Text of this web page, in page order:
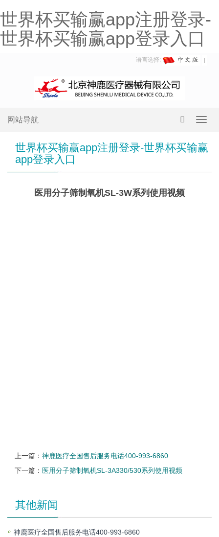
世界杯买输赢app注册登录-
世界杯买输赢app登录入口
语言选择:
网站导航
世界杯买输赢app注册登录-世界杯买输赢
app登录入口
医用分子筛制氧机SL-3W系列使用视频
上一篇： 神鹿医疗全国售后服务电话400-993-6860
下一篇： 医用分子筛制氧机SL-3A330/530系列使用视频
其他新闻
神鹿医疗全国售后服务电话400-993-6860